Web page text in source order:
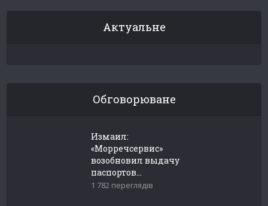
Актуальне
Обговорюване
Измаил:
«Морречсервис»
возобновил выдачу
паспортов...
1 782 переглядів